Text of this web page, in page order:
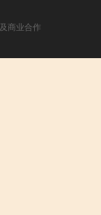
商业合作